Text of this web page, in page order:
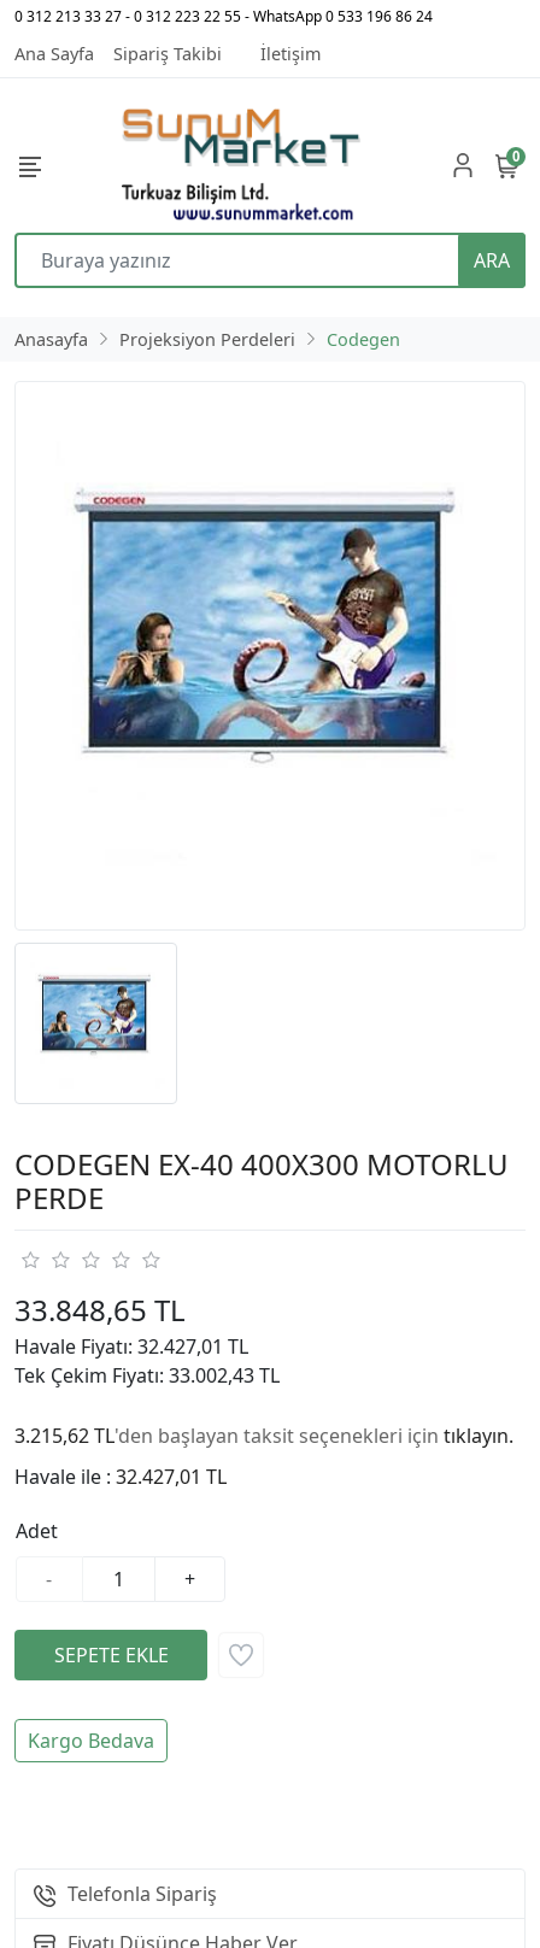
0 312 213 33 27 - 0 312 223 22 55 - WhatsApp 0 533 196 86 24
Ana Sayfa Sipariş Takibi İletişim
ARA
0
Anasayfa Projeksiyon Perdeleri Codegen
CODEGEN EX-40 400X300 MOTORLU
PERDE
33.848,65 TL
Havale Fiyatı: 32.427,01 TL
Tek Çekim Fiyatı: 33.002,43 TL
3.215,62 TL'den başlayan taksit seçenekleri için tıklayın.
Havale ile : 32.427,01 TL
Adet
-
+
Kargo Bedava
Telefonla Sipariş